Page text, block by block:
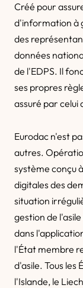
Créé pour
d'information à
des
données
de l'EDPS. Il
ses propres
assuré par celui
Eurodac n'est
autres.
système conçu
digitales des
situation
gestion de
dans
l'État membre
d'asile. Tous les
l'Islande, le